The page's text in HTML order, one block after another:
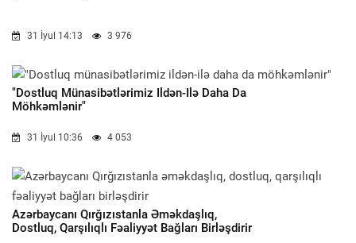
31 İyul 14:13 3 976
"Dostluq Münasibətlərimiz Ildən-Ilə Daha Da
Möhkəmlənir"
31 İyul 10:36 4 053
Azərbaycanı Qırğızıstanla Əməkdaşlıq,
Dostluq, Qarşılıqlı Fəaliyyət Bağları Birləşdirir